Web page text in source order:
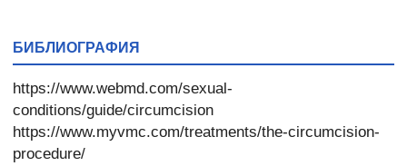
БИБЛИОГРАФИЯ
https://www.webmd.com/sexual-
conditions/guide/circumcision
https://www.myvmc.com/treatments/the-circumcision-
procedure/